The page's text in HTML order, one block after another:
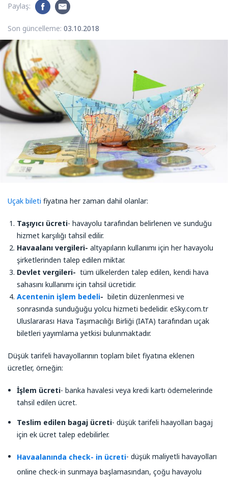
Paylaş:
Son güncelleme: 03.10.2018
Uçak bileti fiyatına her zaman dahil olanlar:
Taşıyıcı ücreti- havayolu tarafından belirlenen ve sunduğu
hizmet karşılığı tahsil edilir.
Havaalanı vergileri- altyapıların kullanımı için her havayolu
şirketlerinden talep edilen miktar.
Devlet vergileri- tüm ülkelerden talep edilen, kendi hava
sahasını kullanımı için tahsil ücretidir.
Acentenin işlem bedeli- biletin düzenlenmesi ve
sonrasında sunduğuğu yolcu hizmeti bedelidir. eSky.com.tr
Uluslararası Hava Taşımacılığı Birliği (IATA) tarafından uçak
biletleri yayımlama yetkisi bulunmaktadır.
Düşük tarifeli havayollarının toplam bilet fiyatına eklenen
ücretler, örneğin:
İşlem ücreti- banka havalesi veya kredi kartı ödemelerinde
tahsil edilen ücret.
Teslim edilen bagaj ücreti- düşük tarifeli haayolları bagaj
için ek ücret talep edebilirler.
Havaalanında check- in ücreti- düşük maliyetli havayolları
online check-in sunmaya başlamasından, çoğu havayolu